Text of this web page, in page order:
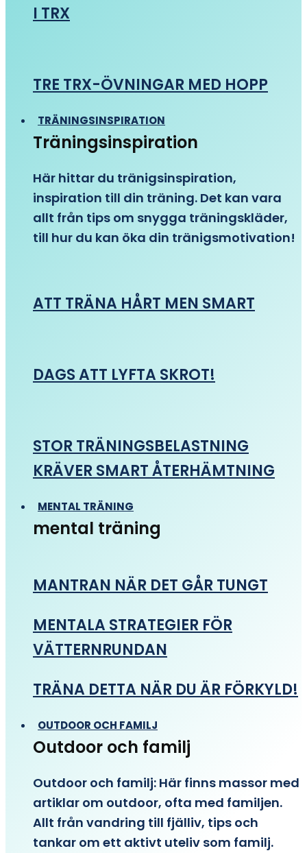
I TRX
TRE TRX-ÖVNINGAR MED HOPP
TRÄNINGSINSPIRATION
Träningsinspiration
Här hittar du tränigsinspiration,
inspiration till din träning. Det kan vara
allt från tips om snygga träningskläder,
till hur du kan öka din tränigsmotivation!
ATT TRÄNA HÅRT MEN SMART
DAGS ATT LYFTA SKROT!
STOR TRÄNINGSBELASTNING
KRÄVER SMART ÅTERHÄMTNING
MENTAL TRÄNING
mental träning
MANTRAN NÄR DET GÅR TUNGT
MENTALA STRATEGIER FÖR
VÄTTERNRUNDAN
TRÄNA DETTA NÄR DU ÄR FÖRKYLD!
OUTDOOR OCH FAMILJ
Outdoor och familj
Outdoor och familj: Här finns massor med
artiklar om outdoor, ofta med familjen.
Allt från vandring till fjälliv, tips och
tankar om ett aktivt uteliv som familj.